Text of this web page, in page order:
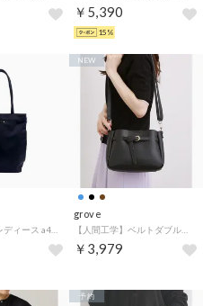
￥5,390
15%
grove
【人間工学】ベルトダブルショルダー （ブラック(019)）
￥3,979
NEW
予約